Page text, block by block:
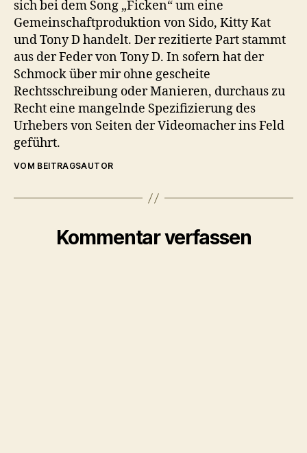
sich bei dem Song „Ficken“ um eine
Gemeinschaftproduktion von Sido, Kitty Kat
und Tony D handelt. Der rezitierte Part stammt
aus der Feder von Tony D. In sofern hat der
Schmock über mir ohne gescheite
Rechtsschreibung oder Manieren, durchaus zu
Recht eine mangelnde Spezifizierung des
Urhebers von Seiten der Videomacher ins Feld
geführt.
VOM BEITRAGSAUTOR
Kommentar verfassen